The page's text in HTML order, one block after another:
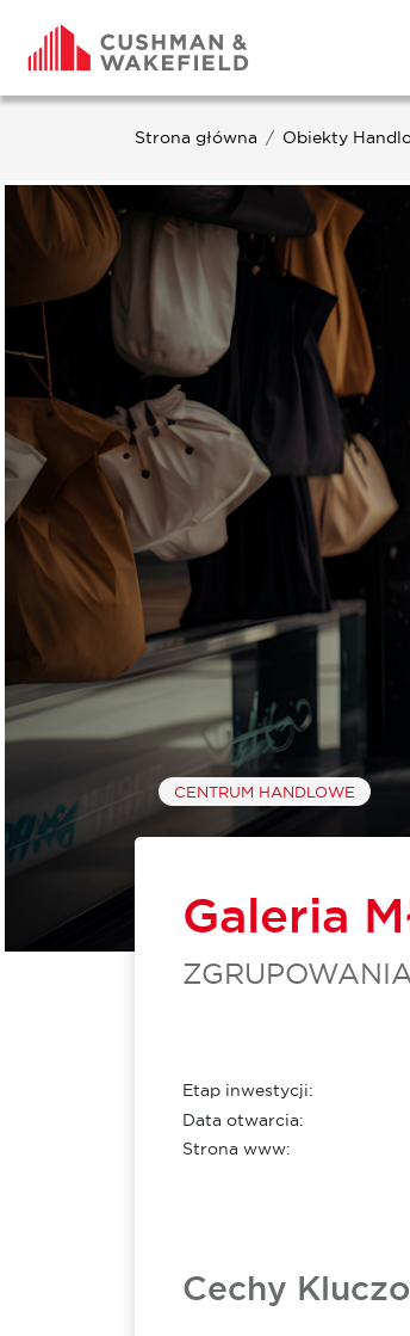
Strona główna Obiekty
CENTRUM HANDLOWE
Galeria
Etap inwestycji:
Data otwarcia:
Strona www:
Cechy